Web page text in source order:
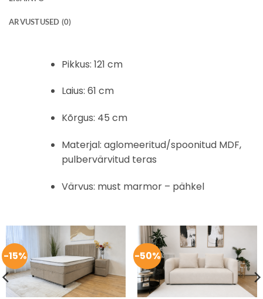
ARVUSTUSED (0)
Pikkus: 121 cm
Laius: 61 cm
Kõrgus: 45 cm
Materjal: aglomeeritud/spoonitud MDF,
pulbervärvitud teras
Värvus: must marmor – pähkel
-15% -50%